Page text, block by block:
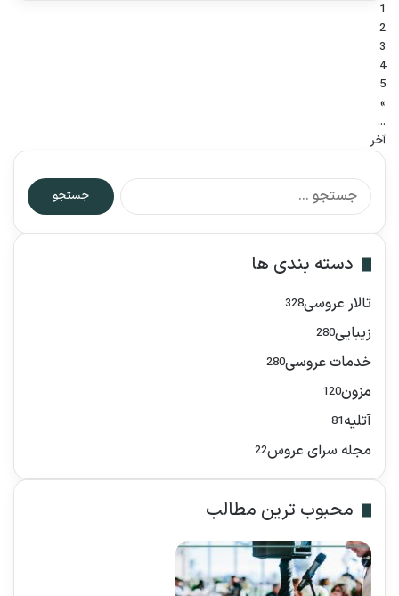
1
2
3
4
5
‏»
...
آخر
ج
س
دسته بندی ها
تالار عروسی328
زیبایی280
خدمات عروسی280
مزون120
آتلیه81
مجله سرای عروس22
محبوب ترین مطالب